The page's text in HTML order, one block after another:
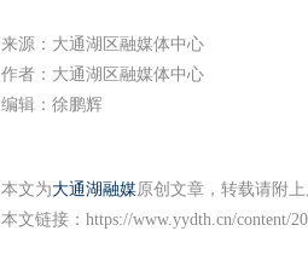
来源：大通湖区融媒体中心
作者：大通湖区融媒体中心
编辑：徐鹏辉
本文为大通湖融媒原创文章，转载请附
本文链接： https://www.yydth.cn/content/